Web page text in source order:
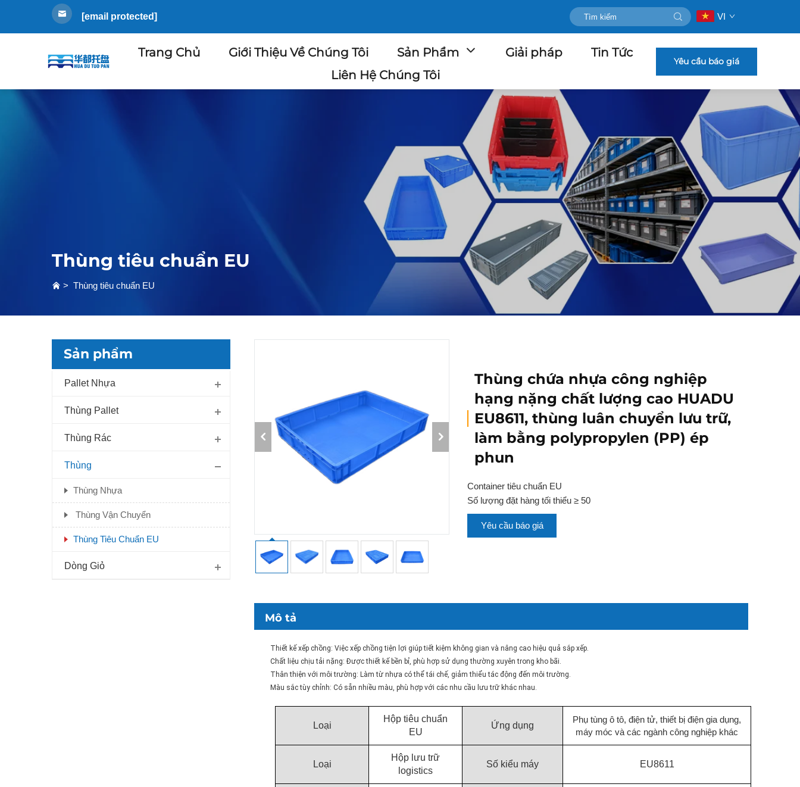
[email protected] VI
Trang Chủ Giới Thiệu Về Chúng Tôi Sản Phẩm Giải pháp
Tin Tức
Liên Hệ Chúng Tôi
Yêu cầu báo giá
Thùng tiêu chuẩn EU
> Thùng tiêu chuẩn EU
Sản phẩm
Pallet Nhựa
Thùng Pallet
Thùng Rác
Thùng
Thùng Nhựa
Thùng Vận Chuyển
Thùng Tiêu Chuẩn EU
Dòng Giỏ
Thùng chứa nhựa công nghiệp
hạng nặng chất lượng cao HUADU
EU8611, thùng luân chuyển lưu trữ,
làm bằng polypropylen (PP) ép
phun
Container tiêu chuẩn EU
Số lượng đặt hàng tối thiểu ≥ 50
Yêu cầu báo giá
Mô tả
Thiết kế xếp chồng: Việc xếp chồng tiện lợi giúp tiết kiệm không gian và nâng cao hiệu quả sắp xếp.
Chất liệu chịu tải nặng: Được thiết kế bền bỉ, phù hợp sử dụng thường xuyên trong kho bãi.
Thân thiện với môi trường: Làm từ nhựa có thể tái chế, giảm thiểu tác động đến môi trường.
Màu sắc tùy chỉnh: Có sẵn nhiều màu, phù hợp với các nhu cầu lưu trữ khác nhau.
Loại
Hộp tiêu chuẩn
EU
Ứng dụng
Phụ tùng ô tô, điện tử, thiết bị điện gia dụng,
máy móc và các ngành công nghiệp khác
Loại
Hộp lưu trữ
logistics
Số kiểu máy EU8611